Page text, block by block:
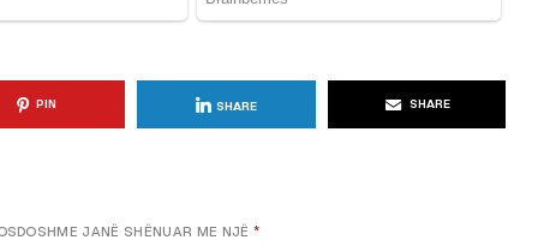
PIN SHARE SHARE
JANË SHËNUAR ME NJË *